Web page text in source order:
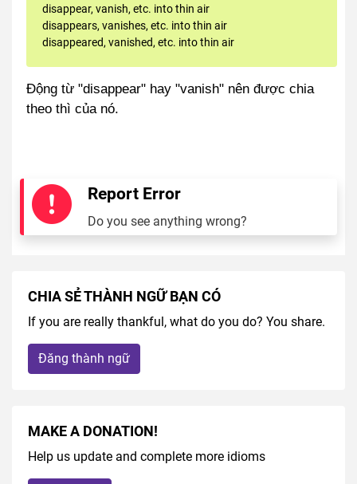
disappear, vanish, etc. into thin air
disappears, vanishes, etc. into thin air
disappeared, vanished, etc. into thin air
Động từ "disappear" hay "vanish" nên được chia
theo thì của nó.
Report Error
Do you see anything wrong?
CHIA SẺ THÀNH NGỮ BẠN CÓ
If you are really thankful, what do you do? You share.
Đăng thành ngữ
MAKE A DONATION!
Help us update and complete more idioms